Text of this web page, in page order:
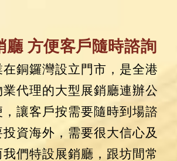
廳 方便客戶隨時諮詢
銅鑼灣設立門市，是全港
代理的大型展銷廳連辦公
讓客戶按需要隨時到場諮
資海外，需要很大信心及
們特設展銷廳，跟坊間常